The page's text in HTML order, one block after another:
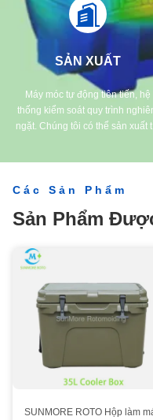
chuyên nghiệp.
SẢN XUẤT
Máy móc tự động tiên tiến, hệ
thống kiểm soát quy trình
ngặt. Chúng tôi có thể sản xuất
Các Sản Phẩm
Sản Phẩm
SUNMORE ROTO Hộp làm